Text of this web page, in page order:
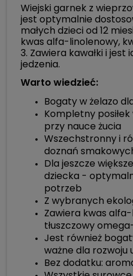
Wiejski garnek z
jest optymalnie
małych dzieci od 12
kwas alfa-linolenowy,
3. Zawiera kawałki i jest
jedzenia.
Warto wiedzieć:
Bogaty w żelazo
Kompletny
przy nauce żucia
Wszechstronny i
doznań
Dla jeszcze
dziecka -
potrzeb
Z wybranych
Zawiera kwas
tłuszczowy
Jest również
ważne dla rozwoju
Bez dodatku: